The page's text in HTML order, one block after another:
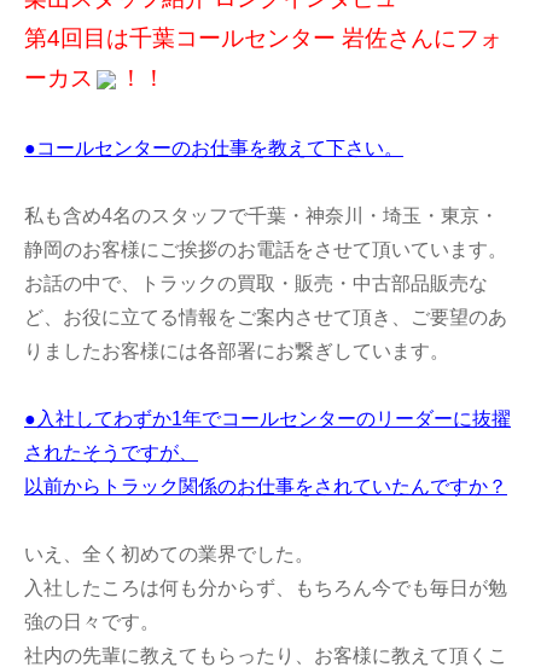
第4回目は千葉コールセンター 岩佐さんにフォ
ーカス
！！
●コールセンターのお仕事を教えて下さい。
私も含め4名のスタッフで千葉・神奈川・埼玉・東京・
静岡のお客様にご挨拶のお電話をさせて頂いています。
お話の中で、トラックの買取・販売・中古部品販売な
ど、お役に立てる情報をご案内させて頂き、ご要望のあ
りましたお客様には各部署にお繋ぎしています。
●入社してわずか1年でコールセンターのリーダーに抜擢
されたそうですが、
以前からトラック関係のお仕事をされていたんですか？
いえ、全く初めての業界でした。
入社したころは何も分からず、もちろん今でも毎日が勉
強の日々です。
社内の先輩に教えてもらったり、お客様に教えて頂くこ